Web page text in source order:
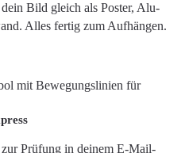
Bild gleich als Poster, Alu-
Alles fertig zum Aufhängen.
Prüfung in deinem E-Mail-